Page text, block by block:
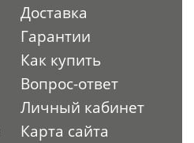
Доставка
Гарантии
Как купить
Вопрос-ответ
Личный кабинет
Карта сайта